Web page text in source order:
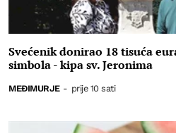
Svećenik donirao 18 tisuća
simbola - kipa sv. Jeronima
MEĐIMURJE - prije 10 sati